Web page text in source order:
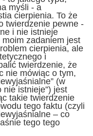
myśli - a
cierpienia. To że
twierdzenie pewne -
i nie istnieje
zadaniem jest
cierpienia, ale
i
twierdzenie, że
nie mówiąc o tym,
(w
nie istnieje”) jest
takie twierdzenie
tego faktu (czyli
– co
tego tego